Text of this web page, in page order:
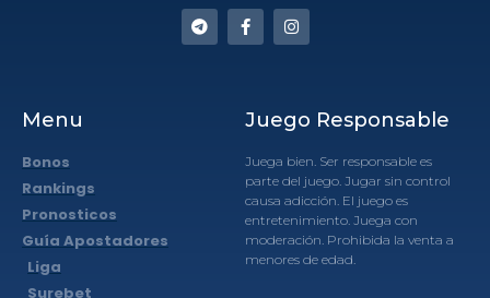
Menu
Bonos
Rankings
Pronosticos
Guía Apostadores
Liga
Surebet
Juego Responsable
Juega bien. Ser responsable es
parte del juego. Jugar sin control
causa adicción. El juego es
entretenimiento. Juega con
moderación. Prohibida la venta a
menores de edad.